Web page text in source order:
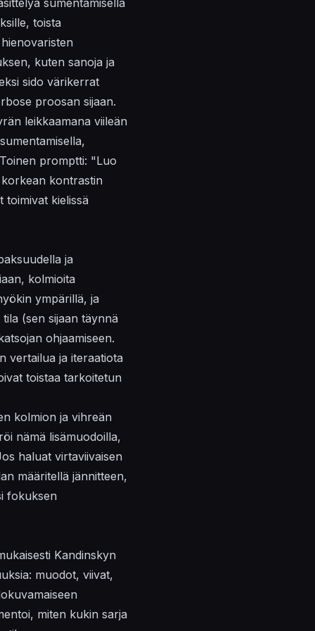
sumentamisella
toista
kuten sanoja ja
sido värikerrat
proosan sijaan.
leikkaamana viileän
promptti: "Luo
korkean kontrastin
kielissä
ja
kolmioita
ympärillä, ja
tila (sen sijaan täynnä
ohjaamiseen.
vertailua ja iteraatiota
toistaa tarkoitetun
kolmion ja vihreän
nämä lisämuodoilla,
haluat virtaviivaisen
määritellä jännitteen,
fokuksen
Kandinskyn
muodot, viivat,
miten kukin sarja